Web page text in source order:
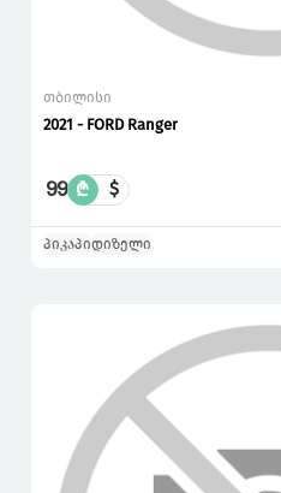
თბილისი
2021 - FORD Ranger
99 ₾ $
პიკაპიდიზელი